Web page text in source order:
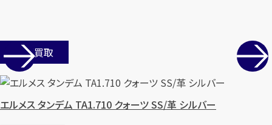
まずはお電話 無料査定
【総合受付】24時間・年中無休(年末年
店舗買取
エルメス タンデム TA1.710 クォーツ SS/革 シルバー